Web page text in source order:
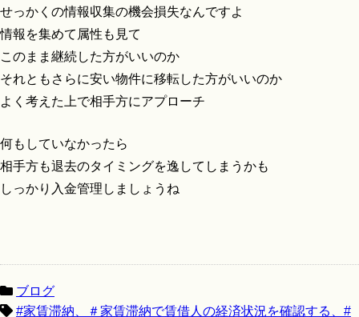
せっかくの情報収集の機会損失なんですよ
情報を集めて属性も見て
このまま継続した方がいいのか
それともさらに安い物件に移転した方がいいのか
よく考えた上で相手方にアプローチ
何もしていなかったら
相手方も退去のタイミングを逸してしまうかも
しっかり入金管理しましょうね
ブログ
#家賃滞納、＃家賃滞納で賃借人の経済状況を確認する、#